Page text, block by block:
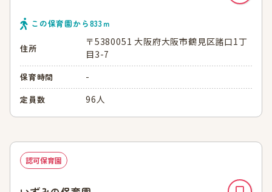
この保育園から833ｍ
住所
〒5380051 大阪府大阪市鶴見区諸口1丁
目3-7
保育時間 -
定員数 96人
認可保育園